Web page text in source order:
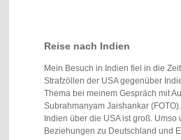
Reise nach Indien
Mein Besuch in Indien fiel in die
Strafzöllen der USA gegenüber
Thema bei meinem Gespräch mit
Subrahmanyam Jaishankar
Indien über die USA ist groß.
Beziehungen zu Deutschland und